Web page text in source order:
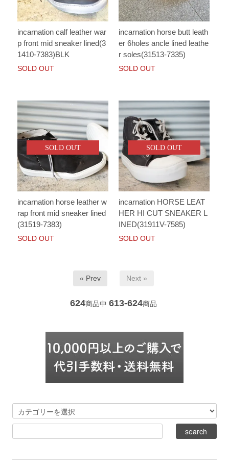
incarnation calf leather war
p front mid sneaker lined(3
1410-7383)BLK
SOLD OUT
incarnation horse butt leath
er 6holes ancle lined leathe
r soles(31513-7335)
SOLD OUT
SOLD OUT
incarnation horse leather w
rap front mid sneaker lined
(31519-7383)
SOLD OUT
SOLD OUT
incarnation HORSE LEAT
HER HI CUT SNEAKER L
INED(31911V-7585)
SOLD OUT
« Prev Next »
624商品中 613-624商品